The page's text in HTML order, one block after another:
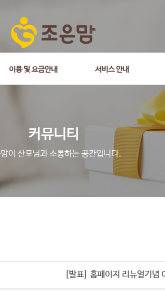
이용 및 요금안내 서비스 안내
[발표] 홈페이지 리뉴얼기념